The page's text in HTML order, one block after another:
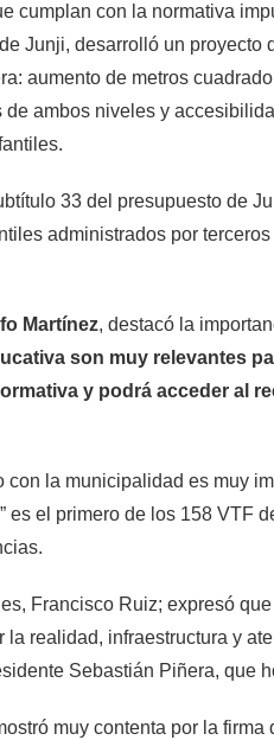
cumplan con la normativa
Junji, desarrolló un proyecto
aumento de metros
ambos niveles y
33 del presupuesto de
administrados por
Martínez, destacó la
son muy relevantes
y podrá acceder al
la municipalidad es muy
es el primero de los 158 VTF
Francisco Ruiz; expresó
realidad, infraestructura y
Sebastián Piñera, que
muy contenta por la firma